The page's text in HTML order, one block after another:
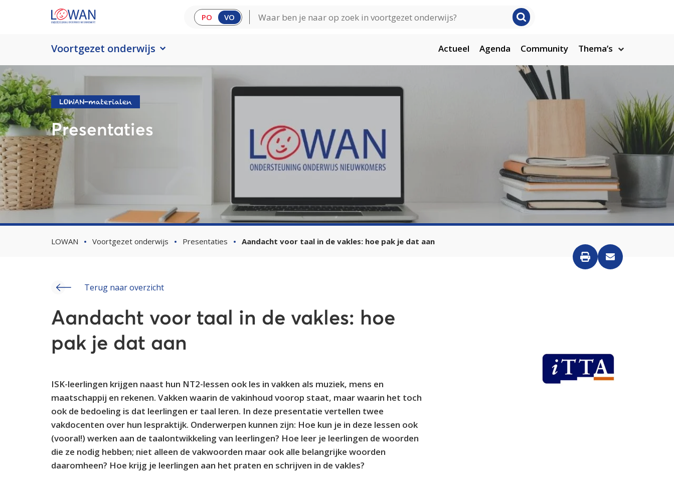
PO VO
Voortgezet onderwijs Actueel Agenda Community Thema’s
LOWAN-materialen
Presentaties
LOWAN Voortgezet onderwijs Presentaties Aandacht voor taal in de vakles: hoe pak je dat aan
Terug naar overzicht
Aandacht voor taal in de vakles: hoe
pak je dat aan
ISK-leerlingen krijgen naast hun NT2-lessen ook les in vakken als muziek, mens en
maatschappij en rekenen. Vakken waarin de vakinhoud voorop staat, maar waarin het toch
ook de bedoeling is dat leerlingen er taal leren. In deze presentatie vertellen twee
vakdocenten over hun lespraktijk. Onderwerpen kunnen zijn: Hoe kun je in deze lessen ook
(vooral!) werken aan de taalontwikkeling van leerlingen? Hoe leer je leerlingen de woorden
die ze nodig hebben; niet alleen de vakwoorden maar ook alle belangrijke woorden
daaromheen? Hoe krijg je leerlingen aan het praten en schrijven in de vakles?